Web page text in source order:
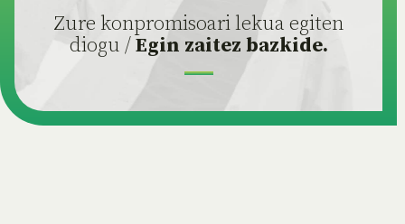
Zure konpromisoari lekua egiten
diogu /Egin zaitez bazkide.